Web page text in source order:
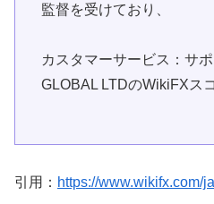
監督を受けており、
カスタマーサービス：サ
GLOBAL LTDのWikiFXス
引用： https://www.wikifx.com/